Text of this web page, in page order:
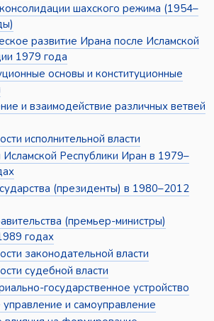
шахского режима (1954–
развитие Ирана после Исламской
1979 года
основы и конституционные
и взаимодействие различных ветвей
исполнительной власти
Республики Иран в 1979–
(президенты) в 1980–2012
(премьер-министры)
годах
законодательной власти
судебной власти
государственное устройство
и самоуправление